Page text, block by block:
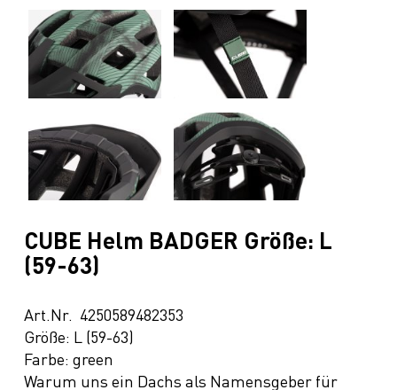
CUBE Helm BADGER Größe: L
(59-63)
Art.Nr. 4250589482353
Größe: L (59-63)
Farbe: green
Warum uns ein Dachs als Namensgeber für